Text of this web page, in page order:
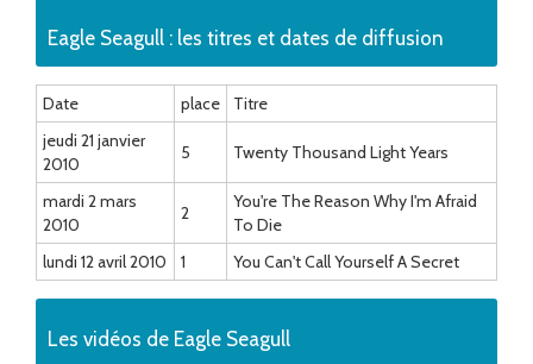
Eagle Seagull : les titres et dates de diffusion
Date place
Titre
jeudi 21 janvier
2010
5 Twenty Thousand Light Years
mardi 2 mars
2010
2
You're The Reason Why I'm Afraid
To Die
lundi 12 avril 2010
1 You Can't Call Yourself A Secret
Les vidéos de Eagle Seagull